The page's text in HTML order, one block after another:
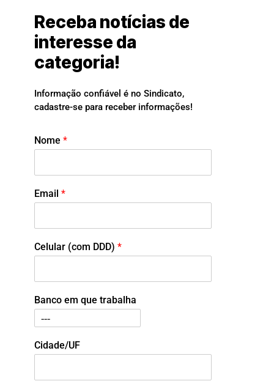
Receba notícias de
interesse da
categoria!
Informação confiável é no Sindicato,
cadastre-se para receber informações!
Nome *
Email *
Celular (com DDD) *
Banco em que trabalha
Cidade/UF